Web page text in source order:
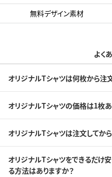
無料デザイン素材
よく
オリジナルTシャツは何枚から注
オリジナルTシャツの価格は1枚あ
オリジナルTシャツは注文してか
オリジナルTシャツをできるだけ
る方法はありますか？